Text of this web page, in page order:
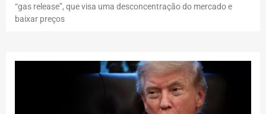
“gas release”, que visa uma desconcentração do mercado e
baixar preços